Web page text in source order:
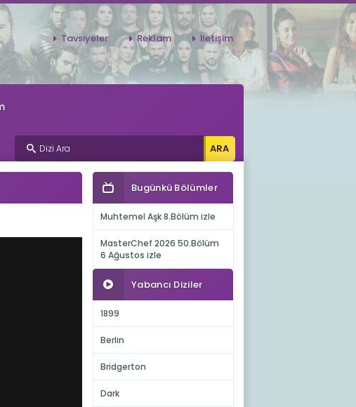
Tavsiyeler Reklam İletişim
Bugünkü Bölümler
Muhtemel Aşk 8.Bölüm izle
MasterChef 2026 50.Bölüm
6 Ağustos izle
Yabancı Diziler
1899
Berlin
Bridgerton
Dark